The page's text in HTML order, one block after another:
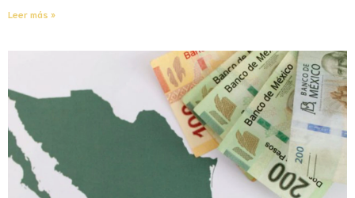
Leer más »